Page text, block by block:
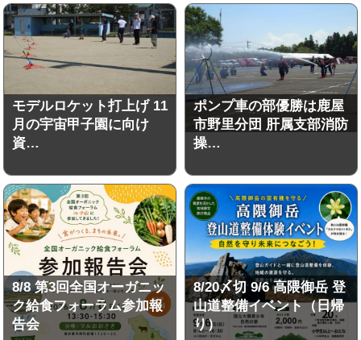
モデルロケット打上げ 11
月の宇宙甲子園に向け
資…
ポンプ車の部優勝は鹿屋
市野里分団 肝属支部消防
操…
8/8 第3回全国オーガニッ
ク給食フォーラム参加報
告会
8/20〆切 9/6 高隈御岳 登
山道整備イベント（日帰
り）